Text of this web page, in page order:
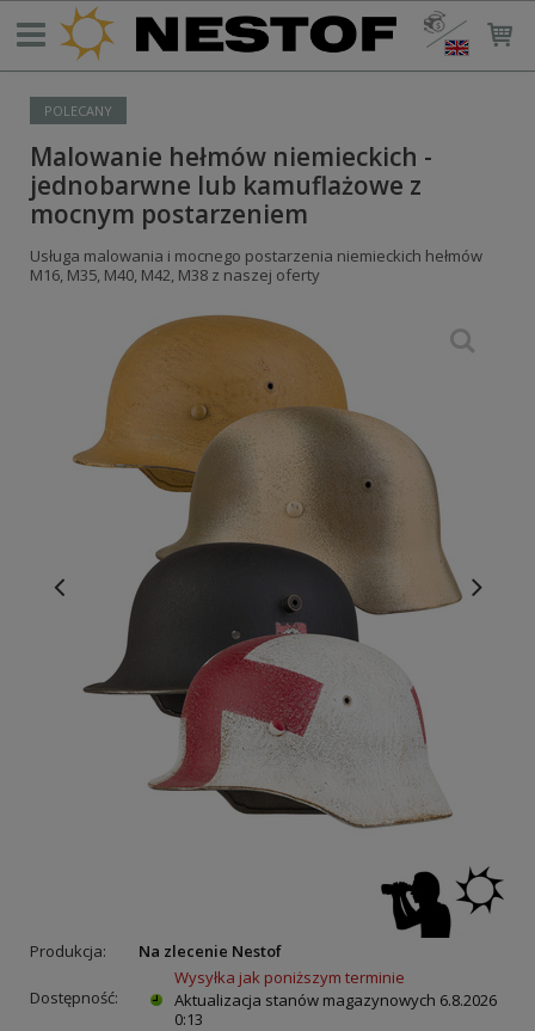
POLECANY
Malowanie hełmów niemieckich -
jednobarwne lub kamuflażowe z
mocnym postarzeniem
Usługa malowania i mocnego postarzenia niemieckich hełmów
M16, M35, M40, M42, M38 z naszej oferty
Produkcja: Na zlecenie Nestof
Dostępność:
Wysyłka jak poniższym terminie
Aktualizacja stanów magazynowych 6.8.2026
0:13